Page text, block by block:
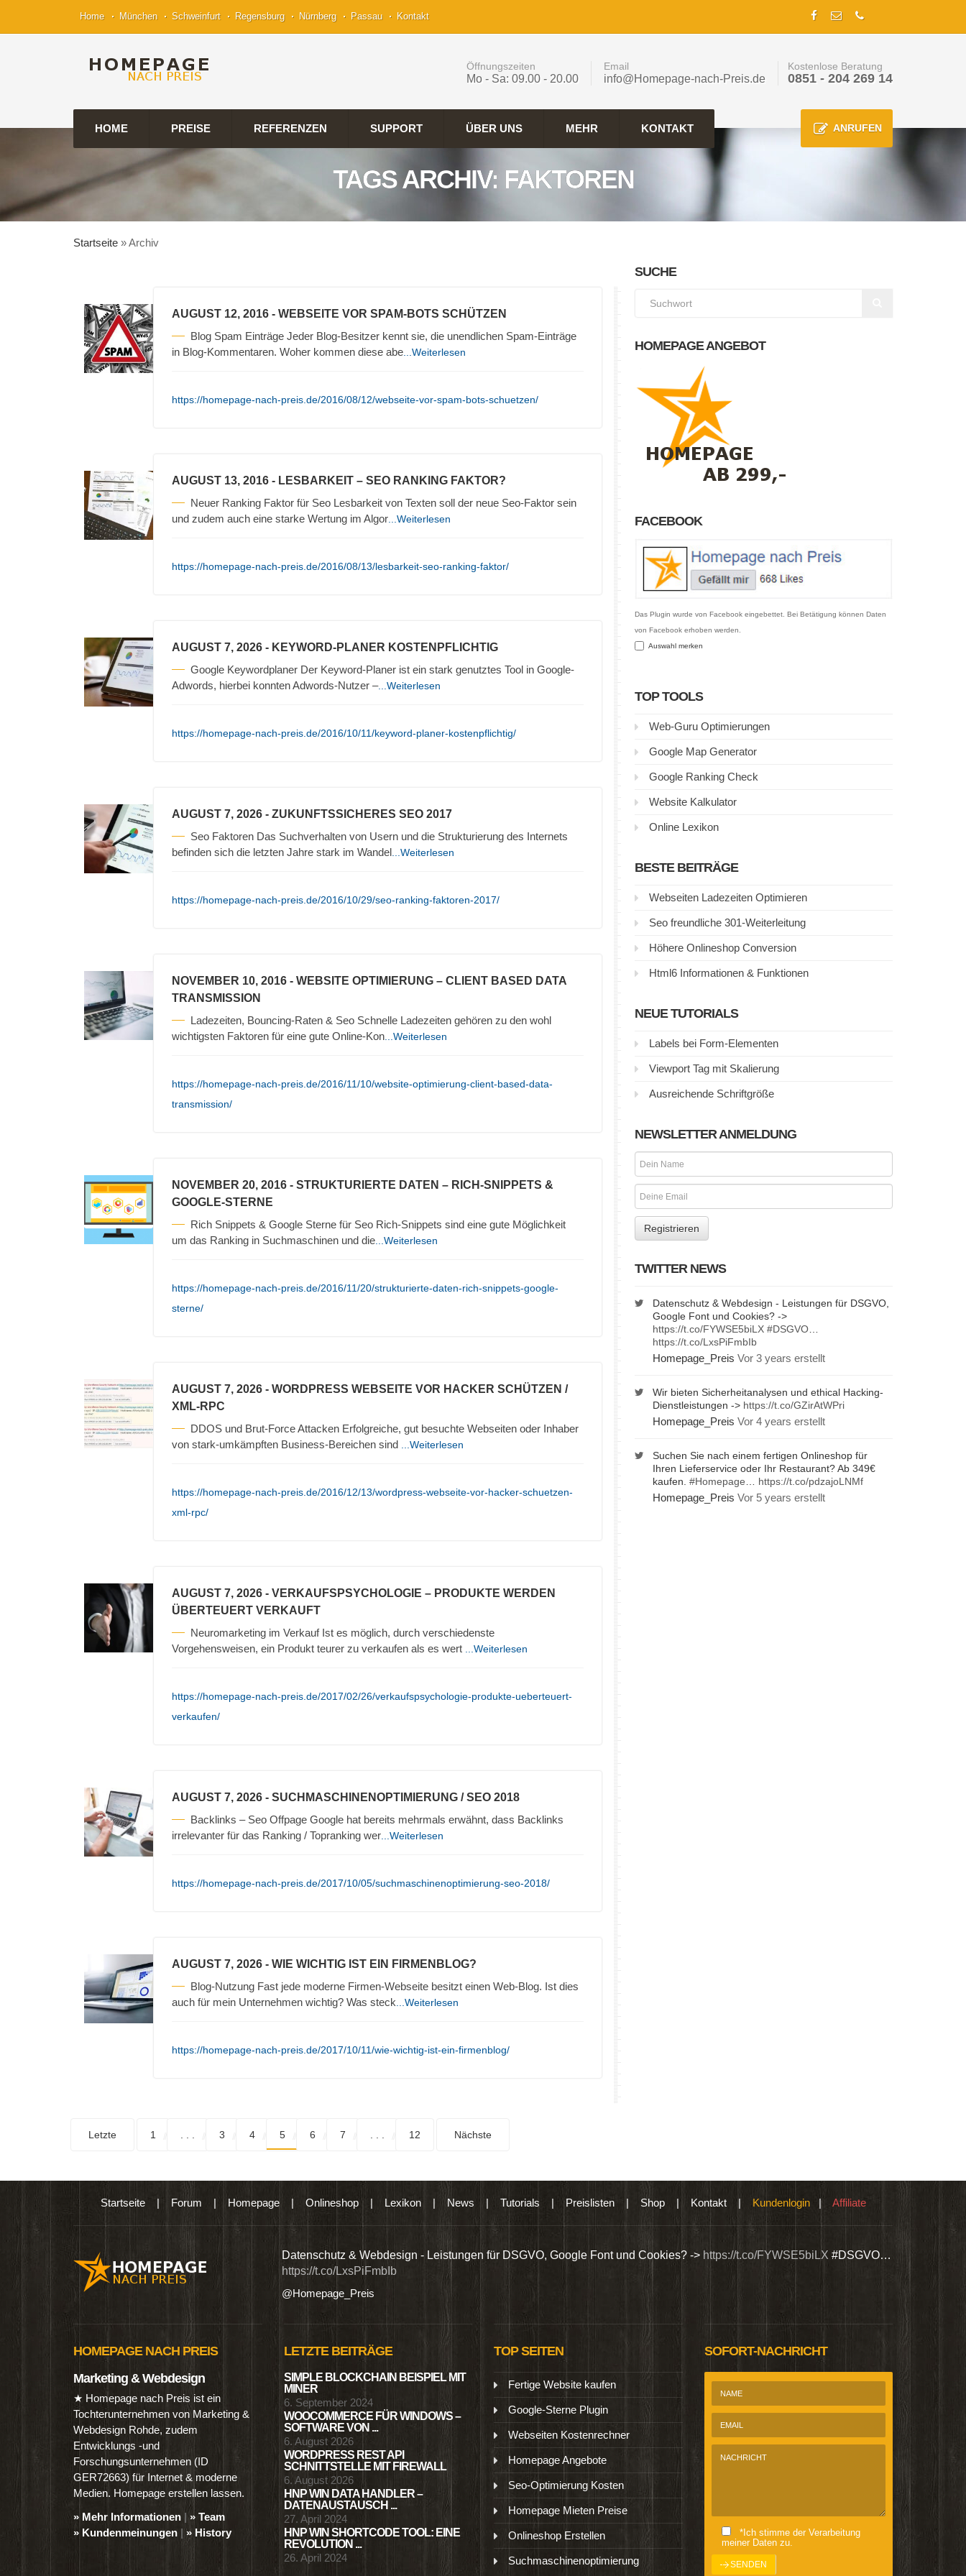
Home München Schweinfurt Regensburg Nürnberg Passau Kontakt
Öffnungszeiten
Mo - Sa: 09.00 - 20.00
Email
info@Homepage-nach-Preis.de
Kostenlose Beratung
0851 - 204 269 14
HOME PREISE REFERENZEN SUPPORT ÜBER UNS MEHR KONTAKT ANRUFEN
TAGS ARCHIV: FAKTOREN
Startseite »Archiv
AUGUST 12, 2016 - WEBSEITE VOR SPAM-BOTS SCHÜTZEN
Blog Spam Einträge Jeder Blog-Besitzer kennt sie, die unendlichen Spam-Einträge
in Blog-Kommentaren. Woher kommen diese abe ...Weiterlesen
https://homepage-nach-preis.de/2016/08/12/webseite-vor-spam-bots-schuetzen/
AUGUST 13, 2016 - LESBARKEIT – SEO RANKING FAKTOR?
Neuer Ranking Faktor für Seo Lesbarkeit von Texten soll der neue Seo-Faktor sein
und zudem auch eine starke Wertung im Algor ...Weiterlesen
https://homepage-nach-preis.de/2016/08/13/lesbarkeit-seo-ranking-faktor/
AUGUST 7, 2026 - KEYWORD-PLANER KOSTENPFLICHTIG
Google Keywordplaner Der Keyword-Planer ist ein stark genutztes Tool in Google-
Adwords, hierbei konnten Adwords-Nutzer –...Weiterlesen
https://homepage-nach-preis.de/2016/10/11/keyword-planer-kostenpflichtig/
AUGUST 7, 2026 - ZUKUNFTSSICHERES SEO 2017
Seo Faktoren Das Suchverhalten von Usern und die Strukturierung des Internets
befinden sich die letzten Jahre stark im Wandel ...Weiterlesen
https://homepage-nach-preis.de/2016/10/29/seo-ranking-faktoren-2017/
NOVEMBER 10, 2016 - WEBSITE OPTIMIERUNG – CLIENT BASED DATA
TRANSMISSION
Ladezeiten, Bouncing-Raten & Seo Schnelle Ladezeiten gehören zu den wohl
wichtigsten Faktoren für eine gute Online-Kon ...Weiterlesen
https://homepage-nach-preis.de/2016/11/10/website-optimierung-client-based-data-
transmission/
NOVEMBER 20, 2016 - STRUKTURIERTE DATEN – RICH-SNIPPETS &
GOOGLE-STERNE
Rich Snippets & Google Sterne für Seo Rich-Snippets sind eine gute Möglichkeit
um das Ranking in Suchmaschinen und die ...Weiterlesen
https://homepage-nach-preis.de/2016/11/20/strukturierte-daten-rich-snippets-google-
sterne/
AUGUST 7, 2026 - WORDPRESS WEBSEITE VOR HACKER SCHÜTZEN /
XML-RPC
DDOS und Brut-Force Attacken Erfolgreiche, gut besuchte Webseiten oder Inhaber
von stark-umkämpften Business-Bereichen sind
...Weiterlesen
https://homepage-nach-preis.de/2016/12/13/wordpress-webseite-vor-hacker-schuetzen-
xml-rpc/
AUGUST 7, 2026 - VERKAUFSPSYCHOLOGIE – PRODUKTE WERDEN
ÜBERTEUERT VERKAUFT
Neuromarketing im Verkauf Ist es möglich, durch verschiedenste
Vorgehensweisen, ein Produkt teurer zu verkaufen als es wert
...Weiterlesen
https://homepage-nach-preis.de/2017/02/26/verkaufspsychologie-produkte-ueberteuert-
verkaufen/
AUGUST 7, 2026 - SUCHMASCHINENOPTIMIERUNG / SEO 2018
Backlinks – Seo Offpage Google hat bereits mehrmals erwähnt, dass Backlinks
irrelevanter für das Ranking / Topranking wer ...Weiterlesen
https://homepage-nach-preis.de/2017/10/05/suchmaschinenoptimierung-seo-2018/
AUGUST 7, 2026 - WIE WICHTIG IST EIN FIRMENBLOG?
Blog-Nutzung Fast jede moderne Firmen-Webseite besitzt einen Web-Blog. Ist dies
auch für mein Unternehmen wichtig? Was steck ...Weiterlesen
https://homepage-nach-preis.de/2017/10/11/wie-wichtig-ist-ein-firmenblog/
Letzte 1 3 4 5 6 7 12 Nächste
SUCHE
HOMEPAGE ANGEBOT
FACEBOOK
Das Plugin wurde von Facebook eingebettet. Bei Betätigung können Daten
von Facebook erhoben werden.
Auswahl merken
TOP TOOLS
Web-Guru Optimierungen
Google Map Generator
Google Ranking Check
Website Kalkulator
Online Lexikon
BESTE BEITRÄGE
Webseiten Ladezeiten Optimieren
Seo freundliche 301-Weiterleitung
Höhere Onlineshop Conversion
Html6 Informationen & Funktionen
NEUE TUTORIALS
Labels bei Form-Elementen
Viewport Tag mit Skalierung
Ausreichende Schriftgröße
NEWSLETTER ANMELDUNG
TWITTER NEWS
Datenschutz & Webdesign - Leistungen für DSGVO,
Google Font und Cookies? ->
https://t.co/FYWSE5biLX #DSGVO…
https://t.co/LxsPiFmbIb
Homepage_Preis Vor 3 years erstellt
Wir bieten Sicherheitanalysen und ethical Hacking-
Dienstleistungen -> https://t.co/GZirAtWPri
Homepage_Preis Vor 4 years erstellt
Suchen Sie nach einem fertigen Onlineshop für
Ihren Lieferservice oder Ihr Restaurant? Ab 349€
kaufen. #Homepage https://t.co/pdzajoLNMf
Homepage_Preis Vor 5 years erstellt
Startseite| Forum | Homepage| Onlineshop| Lexikon| News | Tutorials | Preislisten| Shop| Kontakt| Kundenlogin| Affiliate
Produkten wie Ebooks & DVDs.… Datenschutz & Webdesign - Leistungen für DSGVO, Google Font und Cookies? -> https://t.co/FYWSE5biLX #DSGVO…
https://t.co/LxsPiFmbIb
@Homepage_Preis
Wir bieten
HOMEPAGE NACH PREIS
Marketing & Webdesign
★ Homepage nach Preis ist ein
Tochterunternehmen von Marketing &
Webdesign Rohde, zudem
Entwicklungs -und
Forschungsunternehmen (ID
GER72663) für Internet & moderne
Medien. Homepage erstellen lassen.
» Mehr Informationen | » Team
» Kundenmeinungen | » History
LETZTE BEITRÄGE
SIMPLE BLOCKCHAIN BEISPIEL MIT
MINER
6. September 2024
WOOCOMMERCE FÜR WINDOWS –
SOFTWARE VON ...
6. August 2026
WORDPRESS REST API
SCHNITTSTELLE MIT FIREWALL
6. August 2026
HNP WIN DATA HANDLER –
DATENAUSTAUSCH ...
27. April 2024
HNP WIN SHORTCODE TOOL: EINE
REVOLUTION ...
26. April 2024
TOP SEITEN
Fertige Website kaufen
Google-Sterne Plugin
Webseiten Kostenrechner
Homepage Angebote
Seo-Optimierung Kosten
Homepage Mieten Preise
Onlineshop Erstellen
Suchmaschinenoptimierung
SOFORT-NACHRICHT
*Ich stimme der Verarbeitung
meiner Daten zu.